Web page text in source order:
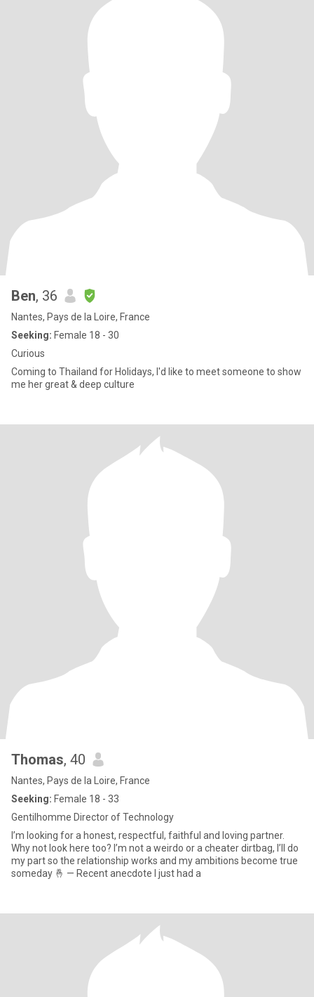
Ben, 36
Nantes, Pays de la Loire, France
Seeking: Female 18 - 30
Curious
Coming to Thailand for Holidays, I'd like to meet someone to show
me her great & deep culture
Thomas, 40
Nantes, Pays de la Loire, France
Seeking: Female 18 - 33
Gentilhomme Director of Technology
I’m looking for a honest, respectful, faithful and loving partner.
Why not look here too? I’m not a weirdo or a cheater dirtbag, I’ll do
my part so the relationship works and my ambitions become true
someday 🤞 — Recent anecdote I just had a